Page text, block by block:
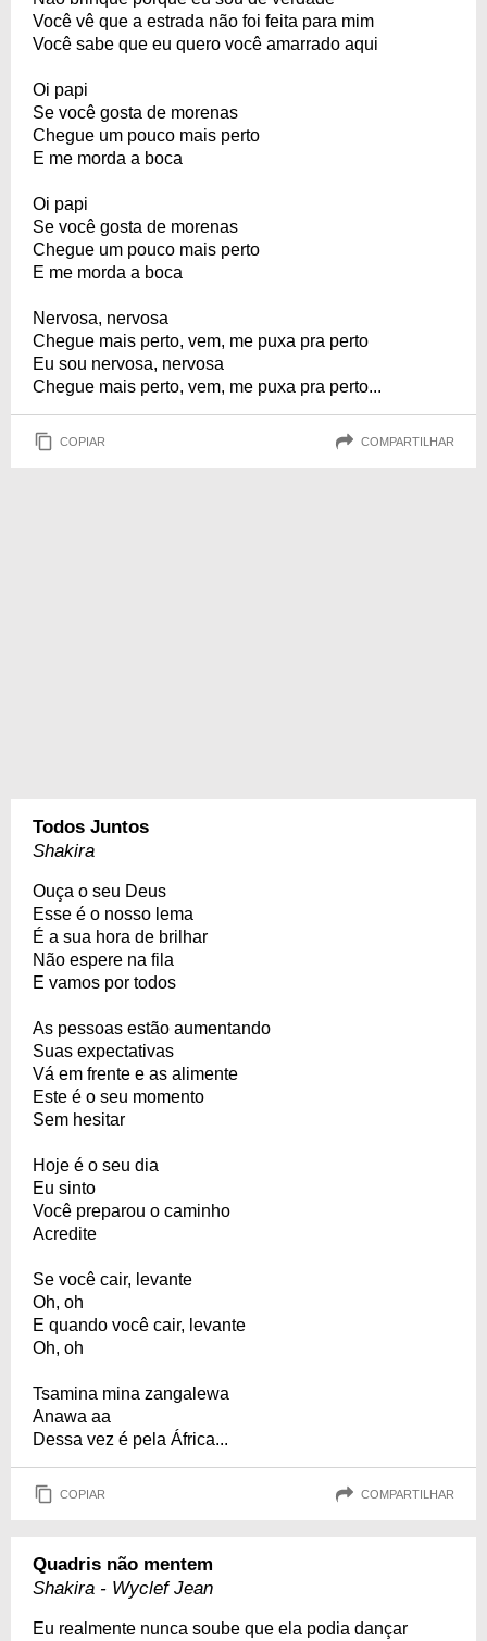
Você vê que a estrada não foi feita para mim
Você sabe que eu quero você amarrado aqui
Oi papi
Se você gosta de morenas
Chegue um pouco mais perto
E me morda a boca
Oi papi
Se você gosta de morenas
Chegue um pouco mais perto
E me morda a boca
Nervosa, nervosa
Chegue mais perto, vem, me puxa pra perto
Eu sou nervosa, nervosa
Chegue mais perto, vem, me puxa pra perto...
COPIAR COMPARTILHAR
Todos Juntos
Shakira
Ouça o seu Deus
Esse é o nosso lema
É a sua hora de brilhar
Não espere na fila
E vamos por todos
As pessoas estão aumentando
Suas expectativas
Vá em frente e as alimente
Este é o seu momento
Sem hesitar
Hoje é o seu dia
Eu sinto
Você preparou o caminho
Acredite
Se você cair, levante
Oh, oh
E quando você cair, levante
Oh, oh
Tsamina mina zangalewa
Anawa aa
Dessa vez é pela África...
COPIAR COMPARTILHAR
Quadris não mentem
Shakira - Wyclef Jean
Eu realmente nunca soube que ela podia dançar